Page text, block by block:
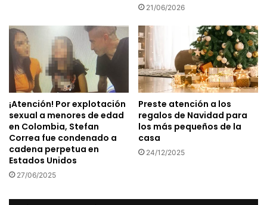
21/06/2026
¡Atención! Por explotación
sexual a menores de edad
en Colombia, Stefan
Correa fue condenado a
cadena perpetua en
Estados Unidos
27/06/2025
Preste atención a los
regalos de Navidad para
los más pequeños de la
casa
24/12/2025